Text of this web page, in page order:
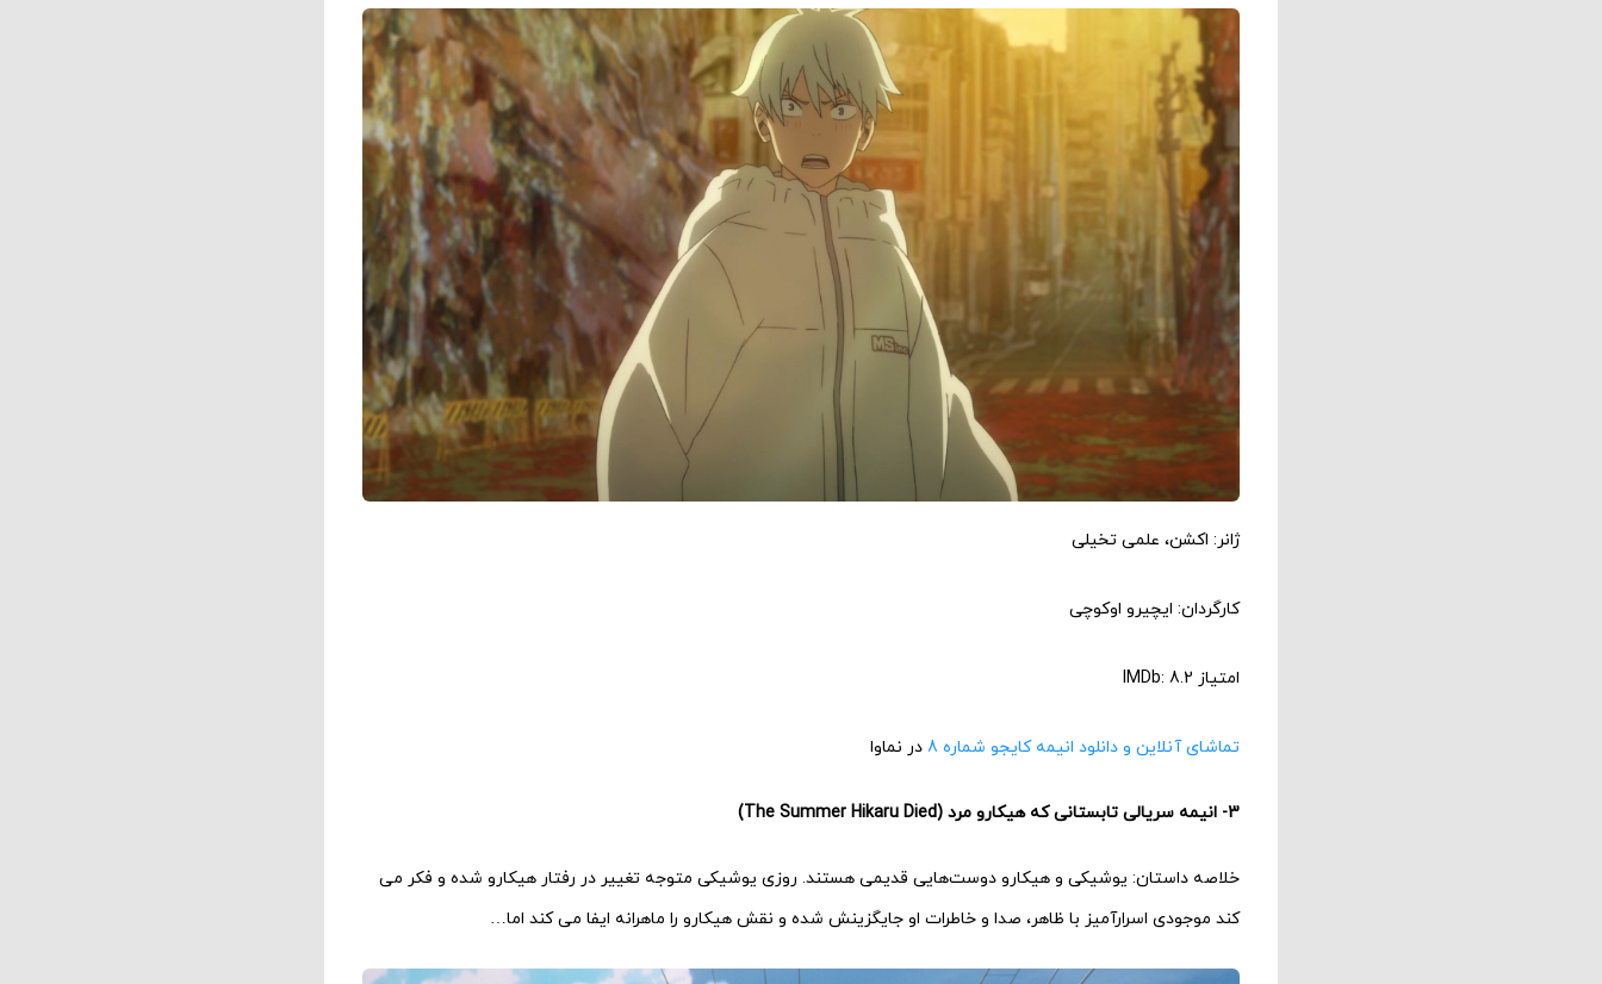
ژانر: اکشن، علمی تخیلی
کارگردان: ایچیرو اوکوچی
امتیاز IMDb: 8.2
تماشای آنلاین و دانلود انیمه کایجو شماره 8 در نماوا
3- انیمه سریالی تابستانی که هیکارو مرد (The Summer Hikaru Died)
خلاصه داستان: یوشیکی و هیکارو دوست‌هایی قدیمی هستند. روزی یوشیکی متوجه تغییر در رفتار هیکارو شده و فکر می
کند موجودی اسرارآمیز با ظاهر، صدا و خاطرات او جایگزینش شده و نقش هیکارو را ماهرانه ایفا می کند اما…